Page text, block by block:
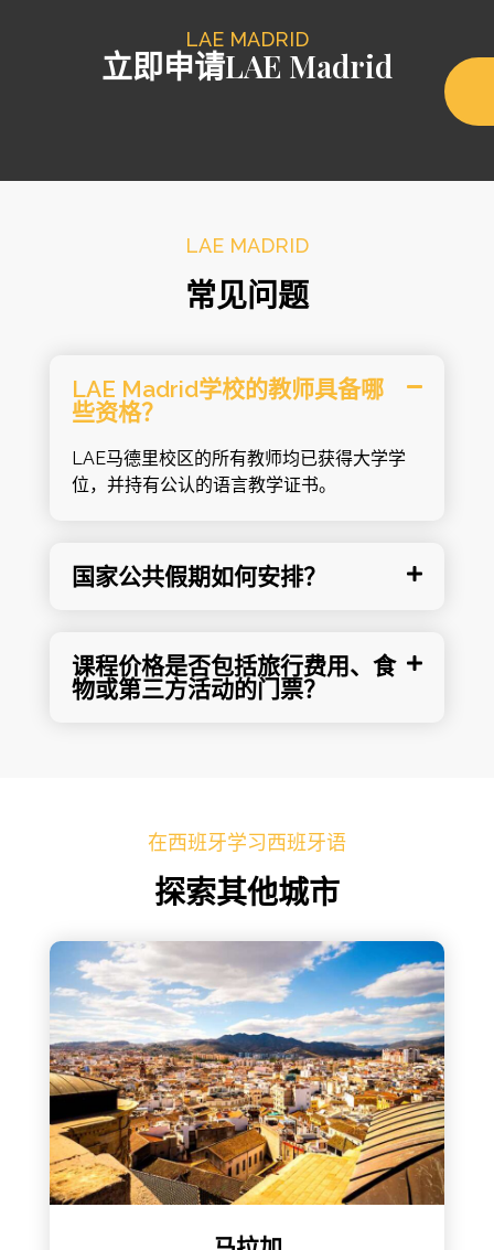
LAE MADRID
立即申请LAE Madrid
LAE MADRID
常见问题
LAE Madrid学校的教师具备哪
些资格？
LAE马德里校区的所有教师均已获得大学学
位，并持有公认的语言教学证书。
国家公共假期如何安排？
课程价格是否包括旅行费用、食
物或第三方活动的门票？
在西班牙学习西班牙语
探索其他城市